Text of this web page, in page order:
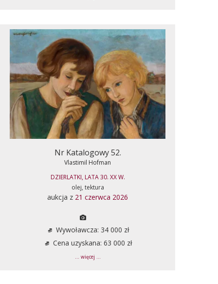
Nr Katalogowy 52.
Vlastimil Hofman
DZIERLATKI, LATA 30. XX W.
olej, tektura
aukcja z 21 czerwca 2026
Wywoławcza: 34 000 zł
Cena uzyskana: 63 000 zł
... więcej ...